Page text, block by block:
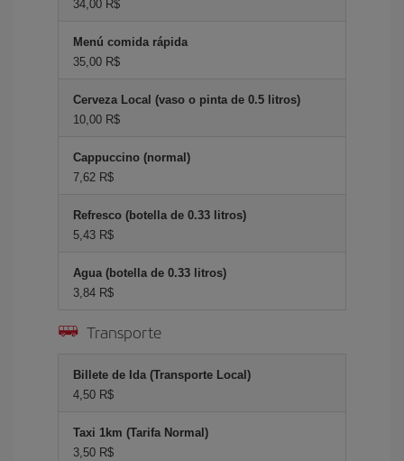
34,00 R$
Menú comida rápida
35,00 R$
Cerveza Local (vaso o pinta de 0.5 litros)
10,00 R$
Cappuccino (normal)
7,62 R$
Refresco (botella de 0.33 litros)
5,43 R$
Agua (botella de 0.33 litros)
3,84 R$
Transporte
Billete de Ida (Transporte Local)
4,50 R$
Taxi 1km (Tarifa Normal)
3,50 R$